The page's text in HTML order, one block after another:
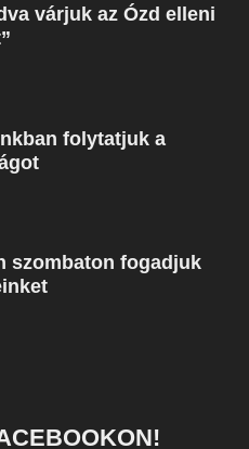
várjuk az Ózd elleni
folytatjuk a
szombaton fogadjuk